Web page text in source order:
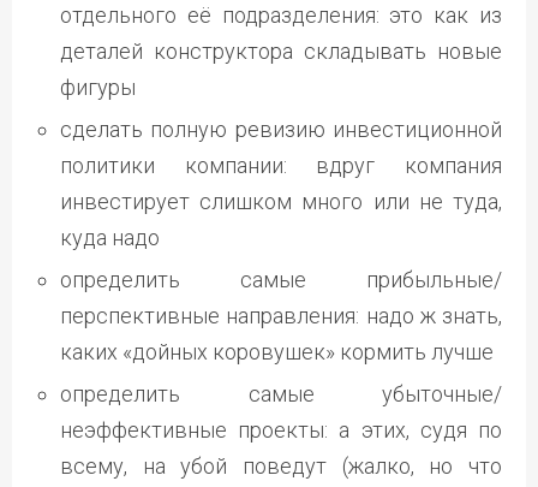
отдельного её подразделения: это как из
деталей конструктора складывать новые
фигуры
сделать полную ревизию инвестиционной
политики компании: вдруг компания
инвестирует слишком много или не туда,
куда надо
определить самые прибыльные/
перспективные направления: надо ж знать,
каких «дойных коровушек» кормить лучше
определить самые убыточные/
неэффективные проекты: а этих, судя по
всему, на убой поведут (жалко, но что